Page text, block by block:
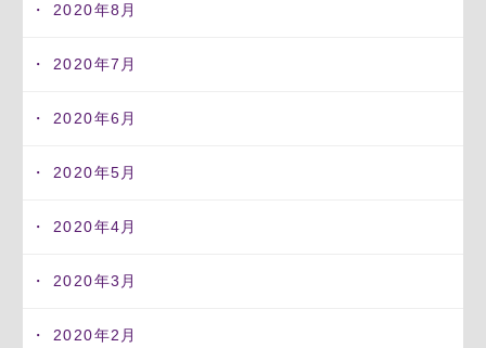
2020年8月
2020年7月
2020年6月
2020年5月
2020年4月
2020年3月
2020年2月